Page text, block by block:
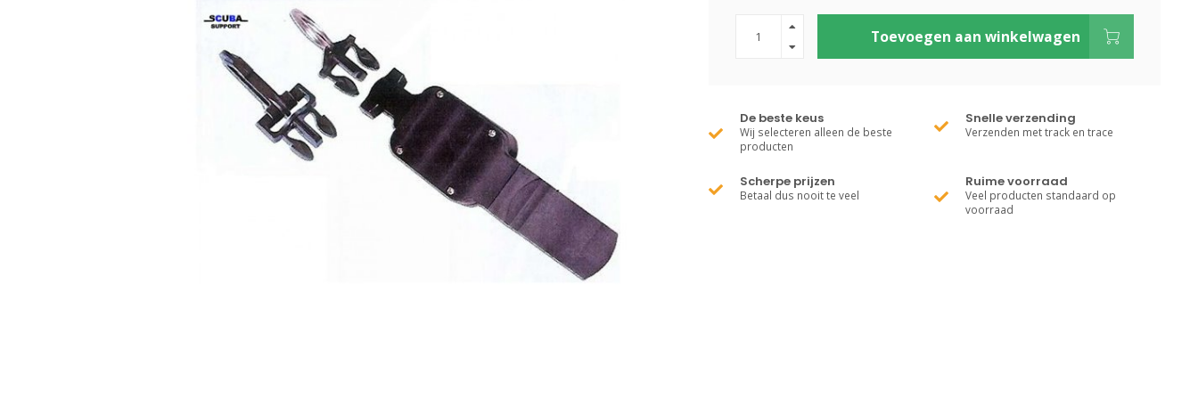
Toevoegen aan winkelwagen
De beste keus
Wij selecteren alleen de beste
producten
Snelle verzending
Verzenden met track en trace
Scherpe prijzen
Betaal dus nooit te veel
Ruime voorraad
Veel producten standaard op
voorraad